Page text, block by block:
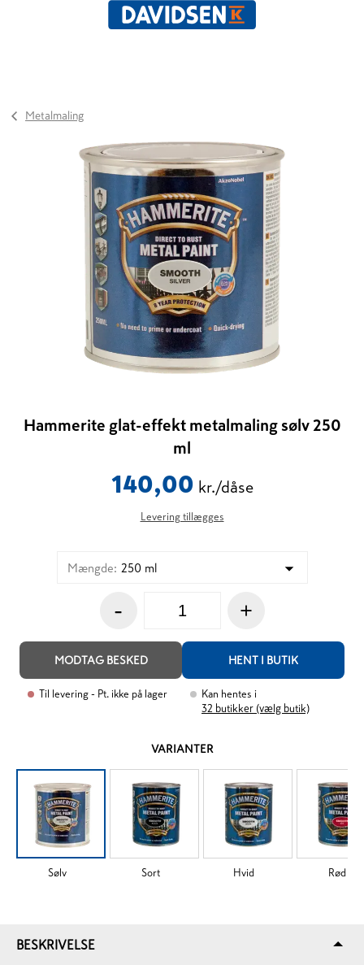
Metalmaling
Hammerite glat-effekt metalmaling sølv 250
ml
140,00 kr./dåse
Levering tillægges
Mængde: 250 ml
- +
MODTAG BESKED HENT I BUTIK
Til levering - Pt. ikke på lager
Kan hentes i
32 butikker (vælg butik)
VARIANTER
Sølv Sort Hvid Rød
BESKRIVELSE